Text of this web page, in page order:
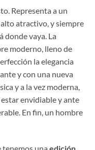
Representa a un
atractivo, y siempre
donde vaya. La
moderno, lleno de
la elegancia
y con una nueva
y a la vez moderna,
envidiable y ante
En fin, un hombre